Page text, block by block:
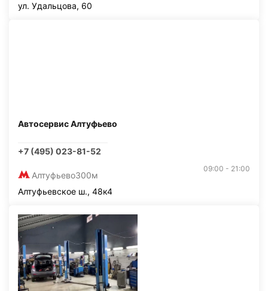
ул. Удальцова, 60
Автосервис Алтуфьево
+7 (495) 023-81-52
Алтуфьево300м
09:00 - 21:00
Алтуфьевское ш., 48к4